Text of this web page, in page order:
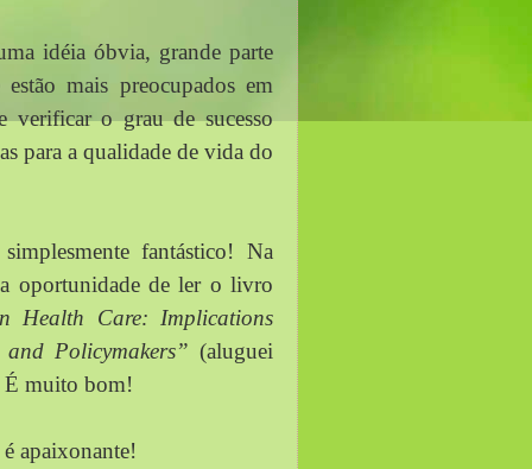
idéia óbvia, grande parte
mais preocupados em
verificar o grau de sucesso
para a qualidade de vida do
fantástico! Na
oportunidade de ler o livro
Health Care: Implications
Policymakers” (aluguei
muito bom!
apaixonante!